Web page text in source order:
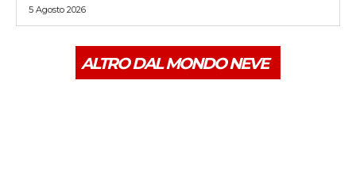
5 Agosto 2026
ALTRO DAL MONDO NEVE